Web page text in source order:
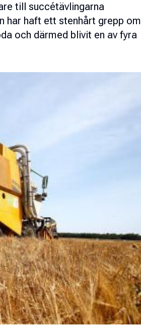
till succétävlingarna
har haft ett stenhårt grepp om
och därmed blivit en av fyra